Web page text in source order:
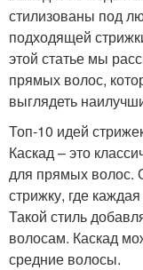
стилизованы под
подходящей
этой статье мы
прямых волос,
выглядеть
Топ-10 идей
Каскад – это
для прямых волос.
стрижку, где
Такой стиль
волосам. Каскад
средние волосы.